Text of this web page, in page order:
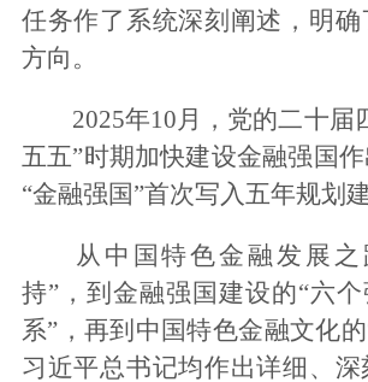
任务作了系统深刻阐述，明
方向。
2025年10月，党的二十届
五五”时期加快建设金融强国作
“金融强国”首次写入五年规划建
从中国特色金融发展之
持”，到金融强国建设的“六个
系”，再到中国特色金融文化的
习近平总书记均作出详细、深